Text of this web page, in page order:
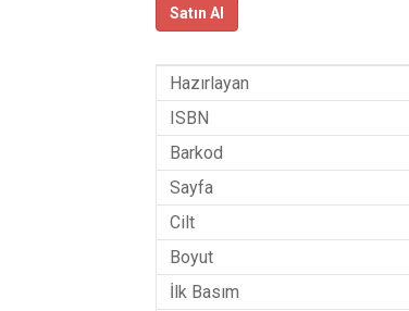
Satın Al
Hazırlayan
ISBN
Barkod
Sayfa
Cilt
Boyut
İlk Basım